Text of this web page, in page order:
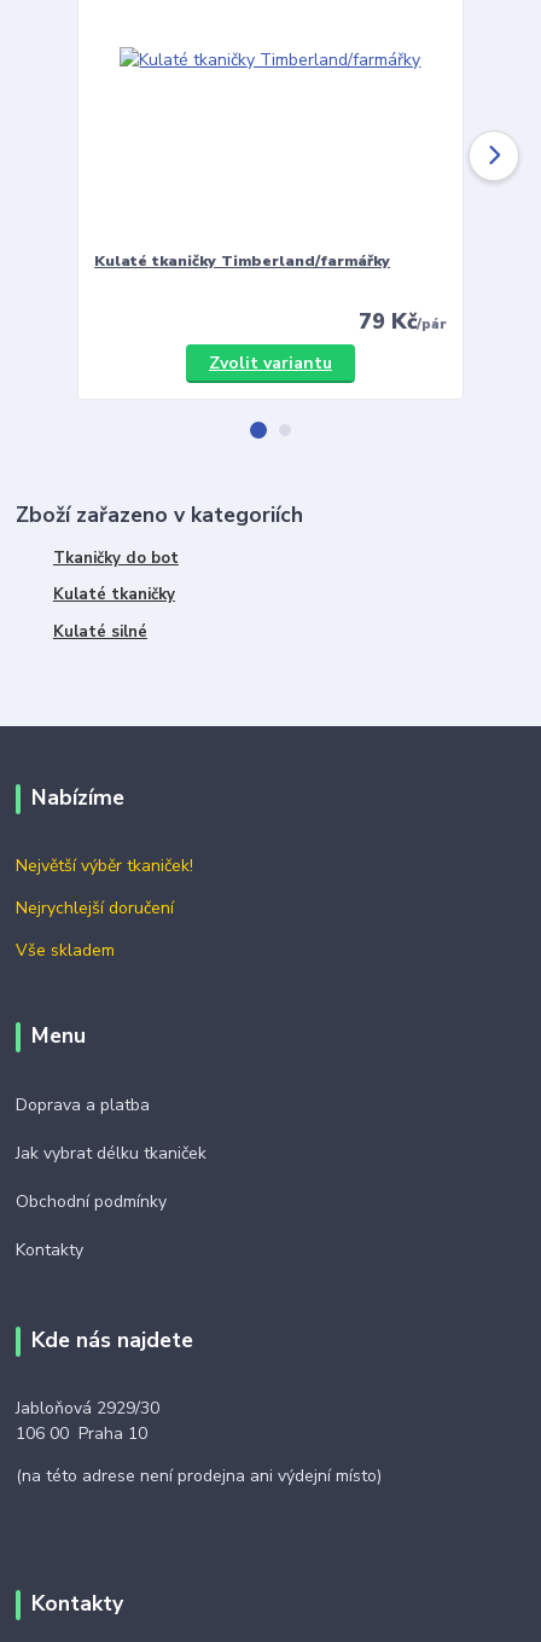
Kulaté tkaničky Timberland/farmářky
79 Kč/pár
Zvolit variantu
Zboží zařazeno v kategoriích
Tkaničky do bot
Kulaté tkaničky
Kulaté silné
Nabízíme
Největší výběr tkaniček!
Nejrychlejší doručení
Vše skladem
Menu
Doprava a platba
Jak vybrat délku tkaniček
Obchodní podmínky
Kontakty
Kde nás najdete
Jabloňová 2929/30
106 00 Praha 10
(na této adrese není prodejna ani výdejní místo)
Kontakty